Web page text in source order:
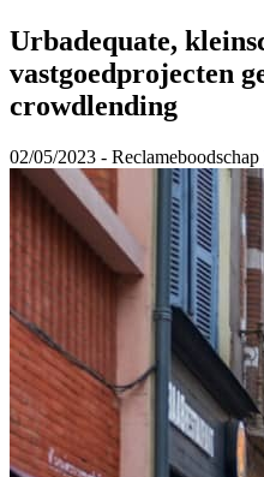
Urbadequate,
vastgoedprojecten
crowdlending
02/05/2023 - Reclameboodschap